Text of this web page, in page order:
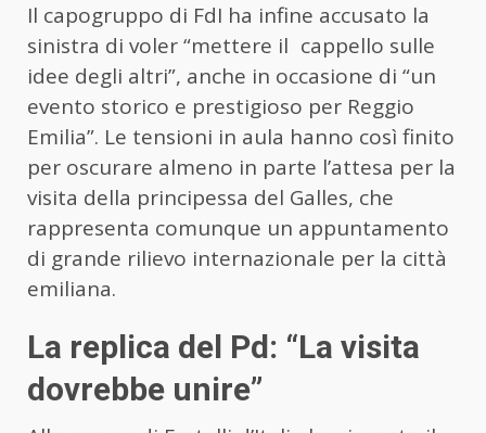
Il capogruppo di FdI ha infine accusato la
sinistra di voler “mettere il cappello sulle
idee degli altri”, anche in occasione di “un
evento storico e prestigioso per Reggio
Emilia”. Le tensioni in aula hanno così finito
per oscurare almeno in parte l’attesa per la
visita della principessa del Galles, che
rappresenta comunque un appuntamento
di grande rilievo internazionale per la città
emiliana.
La replica del Pd: “La visita
dovrebbe unire”